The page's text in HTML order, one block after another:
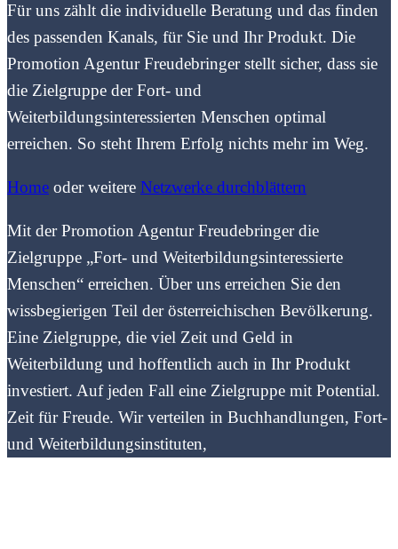
Für uns zählt die individuelle Beratung und das finden
des passenden Kanals, für Sie und Ihr Produkt. Die
Promotion Agentur Freudebringer stellt sicher, dass sie
die Zielgruppe der Fort- und
Weiterbildungsinteressierten Menschen optimal
erreichen. So steht Ihrem Erfolg nichts mehr im Weg.
Home oder weitere Netzwerke durchblättern
Mit der Promotion Agentur Freudebringer die
Zielgruppe „Fort- und Weiterbildungsinteressierte
Menschen“ erreichen. Über uns erreichen Sie den
wissbegierigen Teil der österreichischen Bevölkerung.
Eine Zielgruppe, die viel Zeit und Geld in
Weiterbildung und hoffentlich auch in Ihr Produkt
investiert. Auf jeden Fall eine Zielgruppe mit Potential.
Zeit für Freude. Wir verteilen in Buchhandlungen, Fort-
und Weiterbildungsinstituten,